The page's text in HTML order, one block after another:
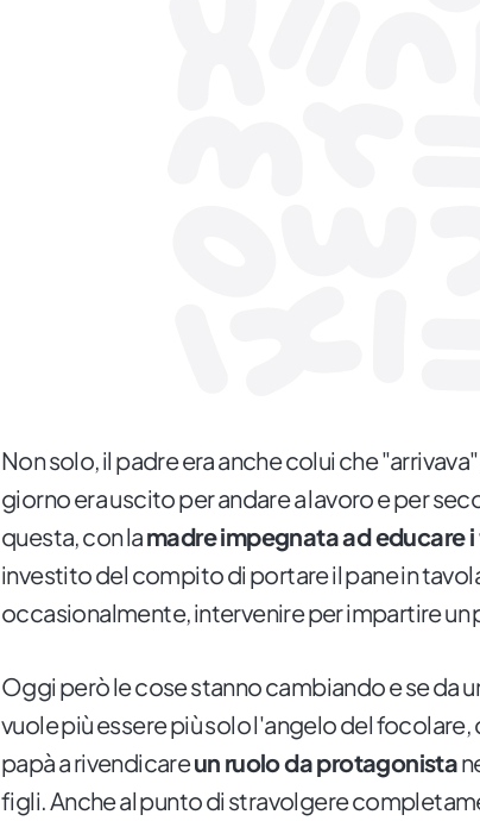
Non solo, il padre era anche colui che
giorno era uscito per andare a lavoro e per
questa, con lamadre impegnata ad educare i
investito del compito di portare il pane in
occasionalmente, intervenire per impartire un
Oggi però le cose stanno cambiando e se da
vuole più essere più solo l'angelo del focolare,
papà a rivendicareun ruolo da protagonista
figli. Anche al punto di stravolgere